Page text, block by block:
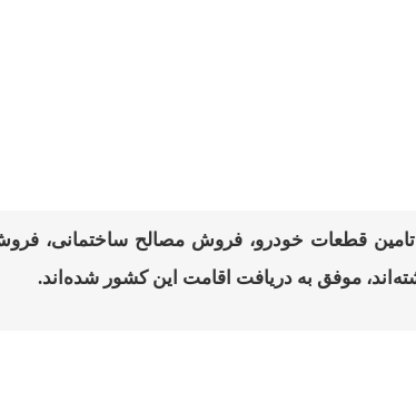
تامین قطعات خودرو، فروش مصالح ساختمانی،
موفق به دریافت اقامت این کشور شده‌اند.